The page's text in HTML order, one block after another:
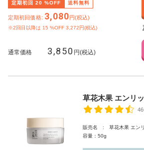
定期初回 20 %OFF 送料無料
定期初回価格: 3,080円(税込)
※2回目以降は 15 %OFF 3,272円(税込)
通常価格 3,850 円(税込)
草花木果 エンリ
販売名 : 草花木果 エン
容量：50g